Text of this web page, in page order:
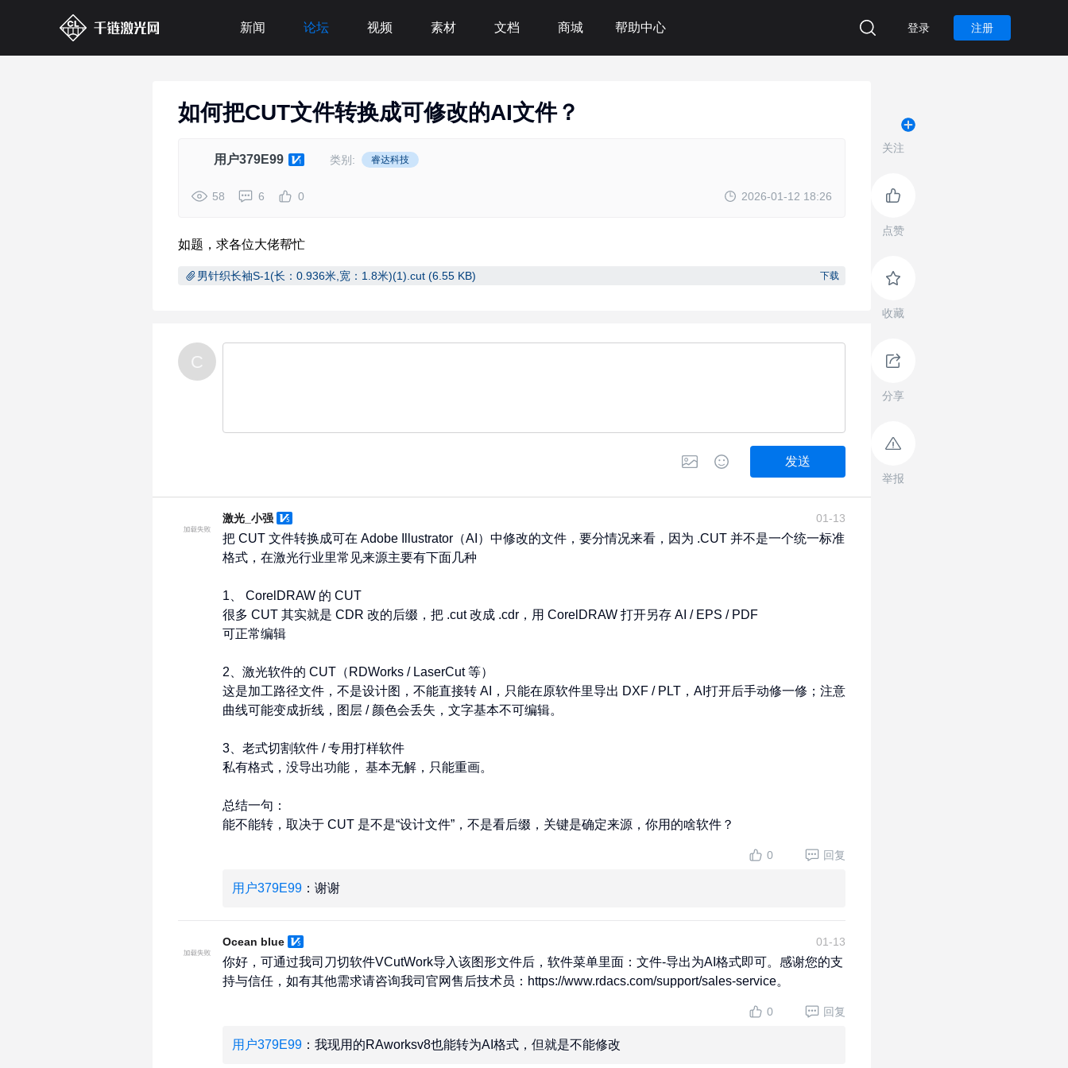
新闻 论坛 视频 素材 文档 商城 帮助中心 登录 注册
如何把CUT文件转换成可修改的AI文件？
用户379E99 类别: 睿达科技
58 6 0 2026-01-12 18:26
男针织长袖S-1(长：0.936米,宽：1.8米)(1).cut (6.55 KB) 下载
C
发送
激光_小强 01-13
把 CUT 文件转换成可在 Adobe Illustrator（AI）中修改的文件，要分情况来看，因为 .CUT 并不是一个统一标准
格式，在激光行业里常见来源主要有下面几种
1、 CorelDRAW 的 CUT
很多 CUT 其实就是 CDR 改的后缀，把 .cut 改成 .cdr，用 CorelDRAW 打开另存 AI / EPS / PDF
可正常编辑
2、激光软件的 CUT（RDWorks / LaserCut 等）
这是加工路径文件，不是设计图，不能直接转 AI，只能在原软件里导出 DXF / PLT，AI打开后手动修一修；注意
曲线可能变成折线，图层 / 颜色会丢失，文字基本不可编辑。
3、老式切割软件 / 专用打样软件
私有格式，没导出功能， 基本无解，只能重画。
总结一句：
能不能转，取决于 CUT 是不是“设计文件”，不是看后缀，关键是确定来源，你用的啥软件？
0 回复
用户379E99 ：谢谢
Ocean blue 01-13
你好，可通过我司刀切软件VCutWork导入该图形文件后，软件菜单里面：文件-导出为AI格式即可。感谢您的支
持与信任，如有其他需求请咨询我司官网售后技术员：https://www.rdacs.com/support/sales-service。
0 回复
用户379E99 ：我现用的RAworksv8也能转为AI格式，但就是不能修改
关注
点赞
收藏
分享
举报